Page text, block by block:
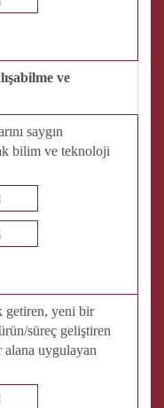
ve
saygın
bilim ve teknoloji
getiren, yeni bir
süreç geliştiren
uygulayan